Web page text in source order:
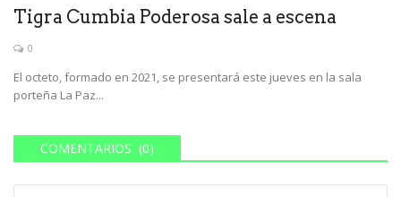
Tigra Cumbia Poderosa sale a escena
0
El octeto, formado en 2021, se presentará este jueves en la sala
porteña La Paz...
COMENTARIOS (0)